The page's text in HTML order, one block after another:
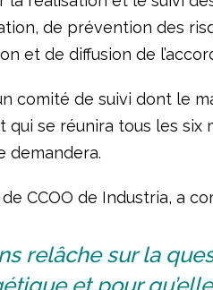
de prévention des
et de diffusion de
comité de suivi dont le
qui se réunira tous les six
demandera.
CCOO de Industria, a
relâche sur la